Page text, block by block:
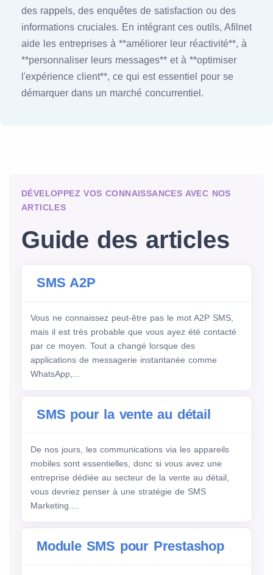
des rappels, des enquêtes de satisfaction ou des
informations cruciales. En intégrant ces outils, Afilnet
aide les entreprises à **améliorer leur réactivité**, à
**personnaliser leurs messages** et à **optimiser
l'expérience client**, ce qui est essentiel pour se
démarquer dans un marché concurrentiel.
DÉVELOPPEZ VOS CONNAISSANCES AVEC NOS
ARTICLES
Guide des articles
SMS A2P
Vous ne connaissez peut-être pas le mot A2P SMS,
mais il est très probable que vous ayez été contacté
par ce moyen. Tout a changé lorsque des
applications de messagerie instantanée comme
WhatsApp,...
SMS pour la vente au détail
De nos jours, les communications via les appareils
mobiles sont essentielles, donc si vous avez une
entreprise dédiée au secteur de la vente au détail,
vous devriez penser à une stratégie de SMS
Marketing....
Module SMS pour Prestashop